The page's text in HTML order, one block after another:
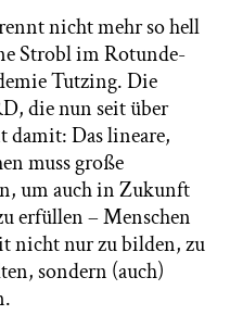
nicht mehr so hell
Strobl im Rotunde-
Tutzing. Die
die nun seit über
damit: Das lineare,
muss große
um auch in Zukunft
erfüllen – Menschen
nicht nur zu bilden, zu
sondern (auch)